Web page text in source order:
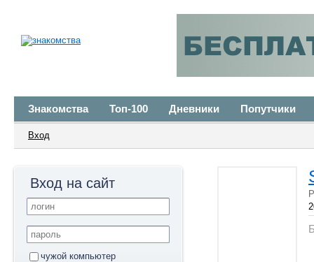
Знакомства Топ-100 Дневники Попутчики
Вход
Вход на сайт
чужой компьютер